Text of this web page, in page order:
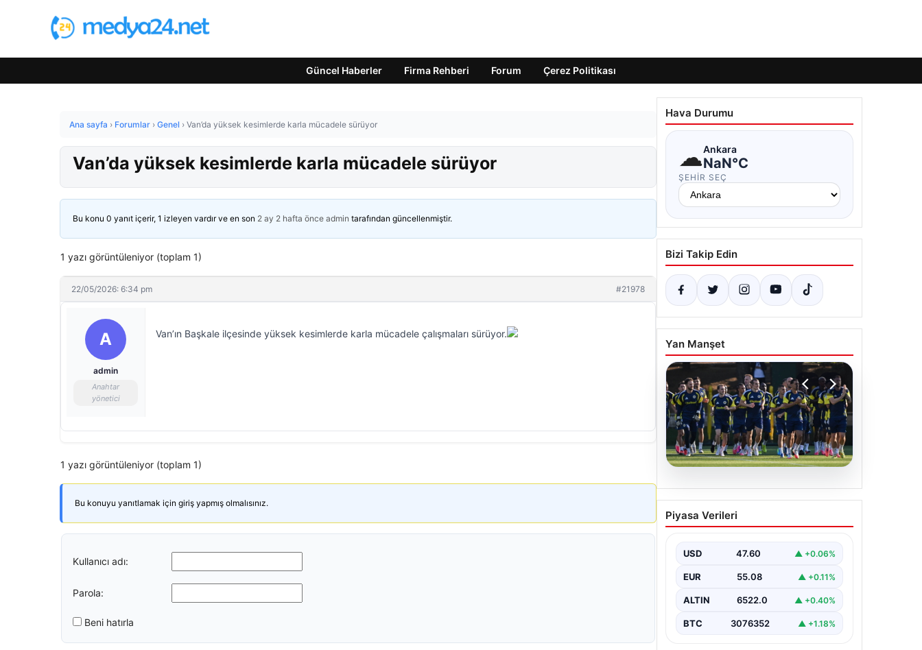
Güncel Haberler Firma Rehberi Forum Çerez Politikası
Ana sayfa › Forumlar › Genel › Van’da yüksek kesimlerde karla mücadele sürüyor
Van’da yüksek kesimlerde karla mücadele sürüyor
Bu konu 0 yanıt içerir, 1 izleyen vardır ve en son 2 ay 2 hafta önce admin tarafından güncellenmiştir.
1 yazı görüntüleniyor (toplam 1)
22/05/2026: 6:34 pm #21978
A
admin
Anahtar
yönetici
Van’ın Başkale ilçesinde yüksek kesimlerde karla mücadele çalışmaları sürüyor.
1 yazı görüntüleniyor (toplam 1)
Bu konuyu yanıtlamak için giriş yapmış olmalısınız.
Kullanıcı adı:
Parola:
Beni hatırla
Hava Durumu
☁Ankara
NaN°C
ŞEHIR SEÇ
Bizi Takip Edin
Yan Manşet
05.08.2026
Fenerbahçe’nin Avrupa
kadrosunda Sturm Graz
Piyasa Verileri
USD 47.60 ▲ +0.06%
EUR 55.08 ▲ +0.11%
ALTIN 6522.0 ▲ +0.40%
BTC 3076352 ▲ +1.18%